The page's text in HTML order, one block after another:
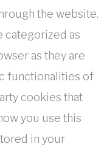
the website.
categorized as
as they are
functionalities of
cookies that
you use this
in your